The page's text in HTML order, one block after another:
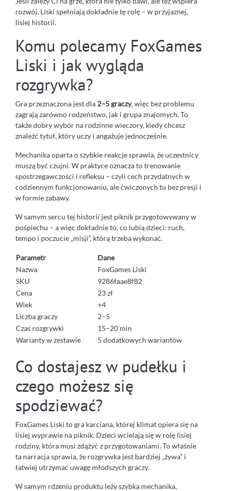
rozwój, Liski spełniają dokładnie tę rolę – w przyjaznej,
lisiej historii.
Komu polecamy FoxGames
Liski i jak wygląda
rozgrywka?
Gra przeznaczona jest dla 2–5 graczy, więc bez problemu
zagrają zarówno rodzeństwo, jak i grupa znajomych. To
także dobry wybór na rodzinne wieczory, kiedy chcesz
znaleźć tytuł, który uczy i angażuje jednocześnie.
Mechanika oparta o szybkie reakcje sprawia, że uczestnicy
muszą być czujni. W praktyce oznacza to trenowanie
spostrzegawczości i refleksu – czyli cech przydatnych w
codziennym funkcjonowaniu, ale ćwiczonych tu bez presji i
w formie zabawy.
W samym sercu tej historii jest piknik przygotowywany w
pośpiechu – a więc dokładnie to, co lubią dzieci: ruch,
tempo i poczucie „misji”, którą trzeba wykonać.
Parametr
Dane
Nazwa
FoxGames Liski
SKU
9286faae8f82
Cena
23 zł
Wiek
+4
Liczba graczy
2–5
Czas rozgrywki
15–20 min
Warianty w zestawie
5 dodatkowych wariantów
Co dostajesz w pudełku i
czego możesz się
spodziewać?
FoxGames Liski to gra karciana, której klimat opiera się na
lisiej wyprawie na piknik. Dzieci wcielają się w rolę lisiej
rodziny, która musi zdążyć z przygotowaniami. To właśnie
ta narracja sprawia, że rozgrywka jest bardziej „żywa” i
łatwiej utrzymać uwagę młodszych graczy.
W samym rdzeniu produktu leży szybka mechanika,